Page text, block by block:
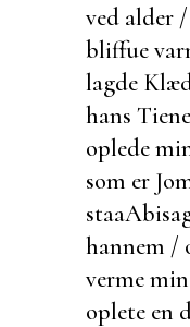
ved alder
bliffue
lagde
hans
oplede
som er
staa
hannem /
verme
oplete en